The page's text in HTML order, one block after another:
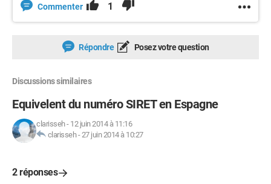
Commenter 1
Répondre Posez votre question
Discussions similaires
Equivelent du numéro SIRET en Espagne
clarisseh- 12 juin 2014 à 11:16
clarisseh-27 juin 2014 à 10:27
2 réponses